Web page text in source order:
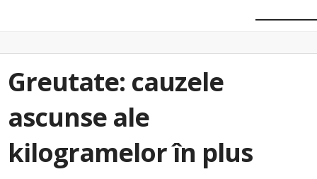
Greutate: cauzele
ascunse ale
kilogramelor în plus